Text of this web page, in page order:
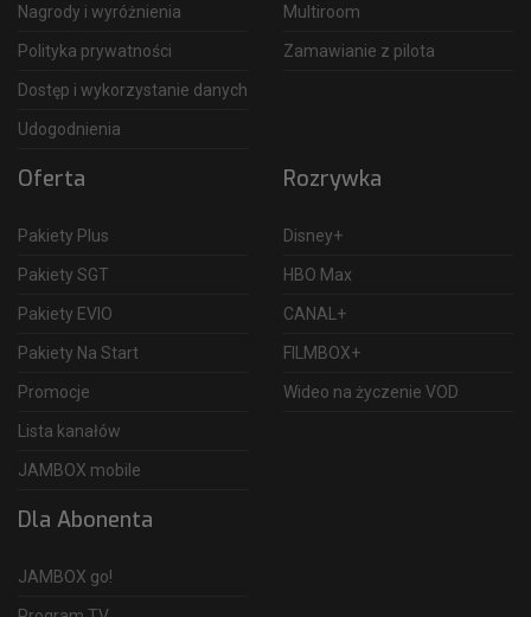
Nagrody i wyróżnienia
Polityka prywatności
Dostęp i wykorzystanie danych
Udogodnienia
Multiroom
Zamawianie z pilota
Oferta
Pakiety Plus
Pakiety SGT
Pakiety EVIO
Pakiety Na Start
Promocje
Lista kanałów
JAMBOX mobile
Rozrywka
Disney+
HBO Max
CANAL+
FILMBOX+
Wideo na życzenie VOD
Dla Abonenta
JAMBOX go!